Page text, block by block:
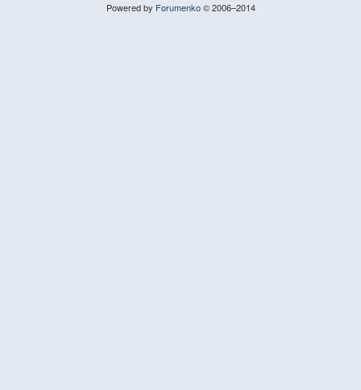
Powered by Forumenko© 2006–2014